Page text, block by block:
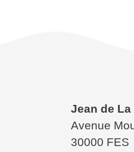
Jean de
Avenue
30000 FES